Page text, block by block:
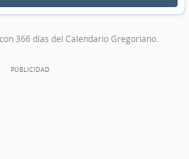
366 días del Calendario Gregoriano.